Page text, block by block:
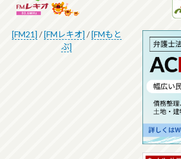
[FM21] /[FMレキオ] /[FMもと
ぶ]